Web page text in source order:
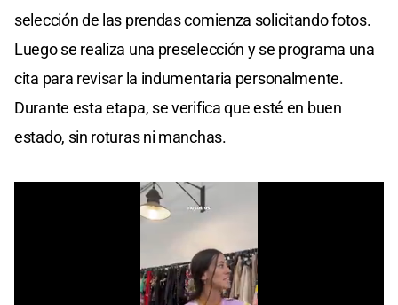
selección de las prendas comienza solicitando fotos.
Luego se realiza una preselección y se programa una
cita para revisar la indumentaria personalmente.
Durante esta etapa, se verifica que esté en buen
estado, sin roturas ni manchas.